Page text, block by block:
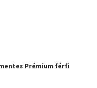
Prémium férfi